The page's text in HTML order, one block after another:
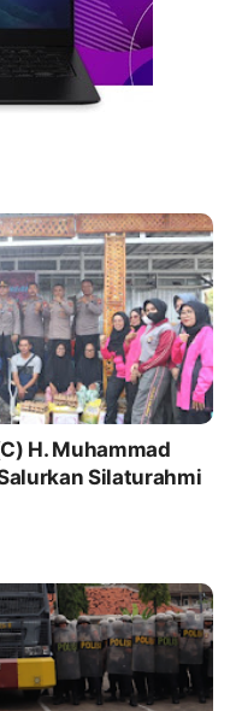
H. Muhammad
Silaturahmi